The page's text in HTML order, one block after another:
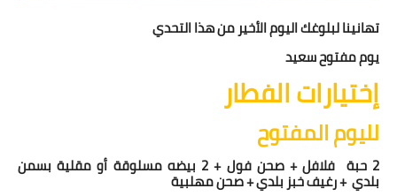
تهانينا لبلوغك اليوم الأخير من هذا التحدي
يوم مفتوح سعيد
إختيارات الفطار
لليوم المفتوح
2 حبة فلافل + صحن فول + 2 بيضه مسلوقة أو مقلية بسمن
بلدي + رغيف خبز بلدي + صحن مهلبية